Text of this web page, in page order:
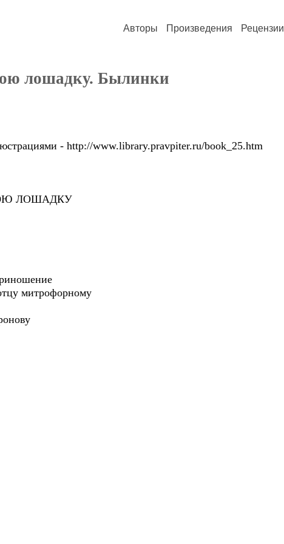
Авторы Произведения Рецензии
лошадку. Былинки
- http://www.library.pravpiter.ru/book_25.htm
ЛОШАДКУ